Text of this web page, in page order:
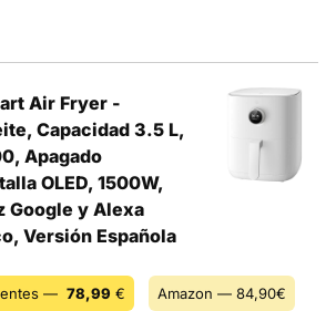
Air Fryer -
Capacidad 3.5 L,
Apagado
OLED, 1500W,
Google y Alexa
Versión Española
— 78,99 € Amazon — 84,90€